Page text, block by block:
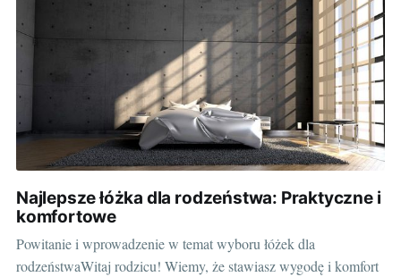
Najlepsze łóżka dla rodzeństwa: Praktyczne i
komfortowe
Powitanie i wprowadzenie w temat wyboru łóżek dla
rodzeństwaWitaj rodzicu! Wiemy, że stawiasz wygodę i komfort